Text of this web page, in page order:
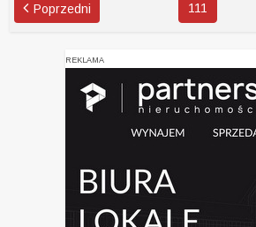
Poprzedni 111
REKLAMA